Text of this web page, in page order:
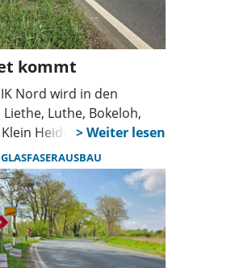
kommt
Nord wird in den
Luthe, Bokeloh,
Heidorn,
und Kolenfeld
Möglich wird der
Interesse der
während der
wie Sprecherin Anja
Stadtanzeigers
GLASFASERAUSBAU